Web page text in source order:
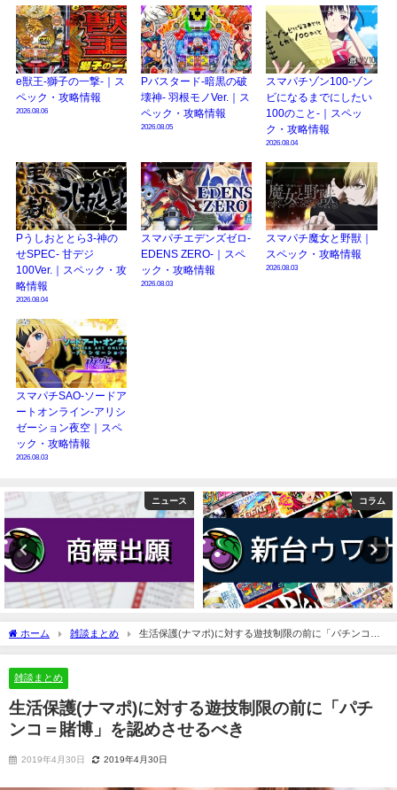
e獣王-獅子の一撃-｜ス
ペック・攻略情報
2026.08.06
Pバスタード-暗黒の破
壊神- 羽根モノVer.｜ス
ペック・攻略情報
2026.08.05
スマパチゾン100-ゾン
ビになるまでにしたい
100のこと-｜スペッ
ク・攻略情報
2026.08.04
Pうしおととら3-神の
せSPEC- 甘デジ
100Ver.｜スペック・攻
略情報
2026.08.04
スマパチエデンズゼロ-
EDENS ZERO-｜スペ
ック・攻略情報
2026.08.03
スマパチ魔女と野獣｜
スペック・攻略情報
2026.08.03
スマパチSAO-ソードア
ートオンライン-アリシ
ゼーション夜空｜スペ
ック・攻略情報
2026.08.03
コラム 演者
ホーム 雑談まとめ
生活保護(ナマポ)に対する遊技制限の前に「パチンコ＝
賭博」を認めさせるべき
雑談まとめ
生活保護(ナマポ)に対する遊技制限の前に「パチ
ンコ＝賭博」を認めさせるべき
2019年4月30日 2019年4月30日